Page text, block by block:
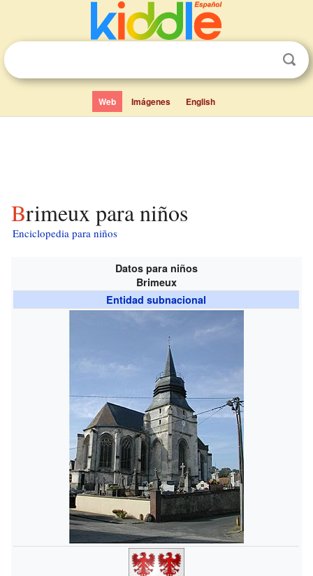
Web Imágenes English
Brimeux para niños
Enciclopedia para niños
Datos para niños
Brimeux
Entidad subnacional